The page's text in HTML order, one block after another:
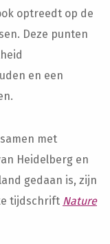
optreedt op de
Deze punten
en een
met
Heidelberg en
gedaan is, zijn
tijdschrift Nature